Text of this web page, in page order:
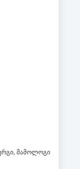
მამოლოგი